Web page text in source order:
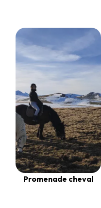
Promenade cheval